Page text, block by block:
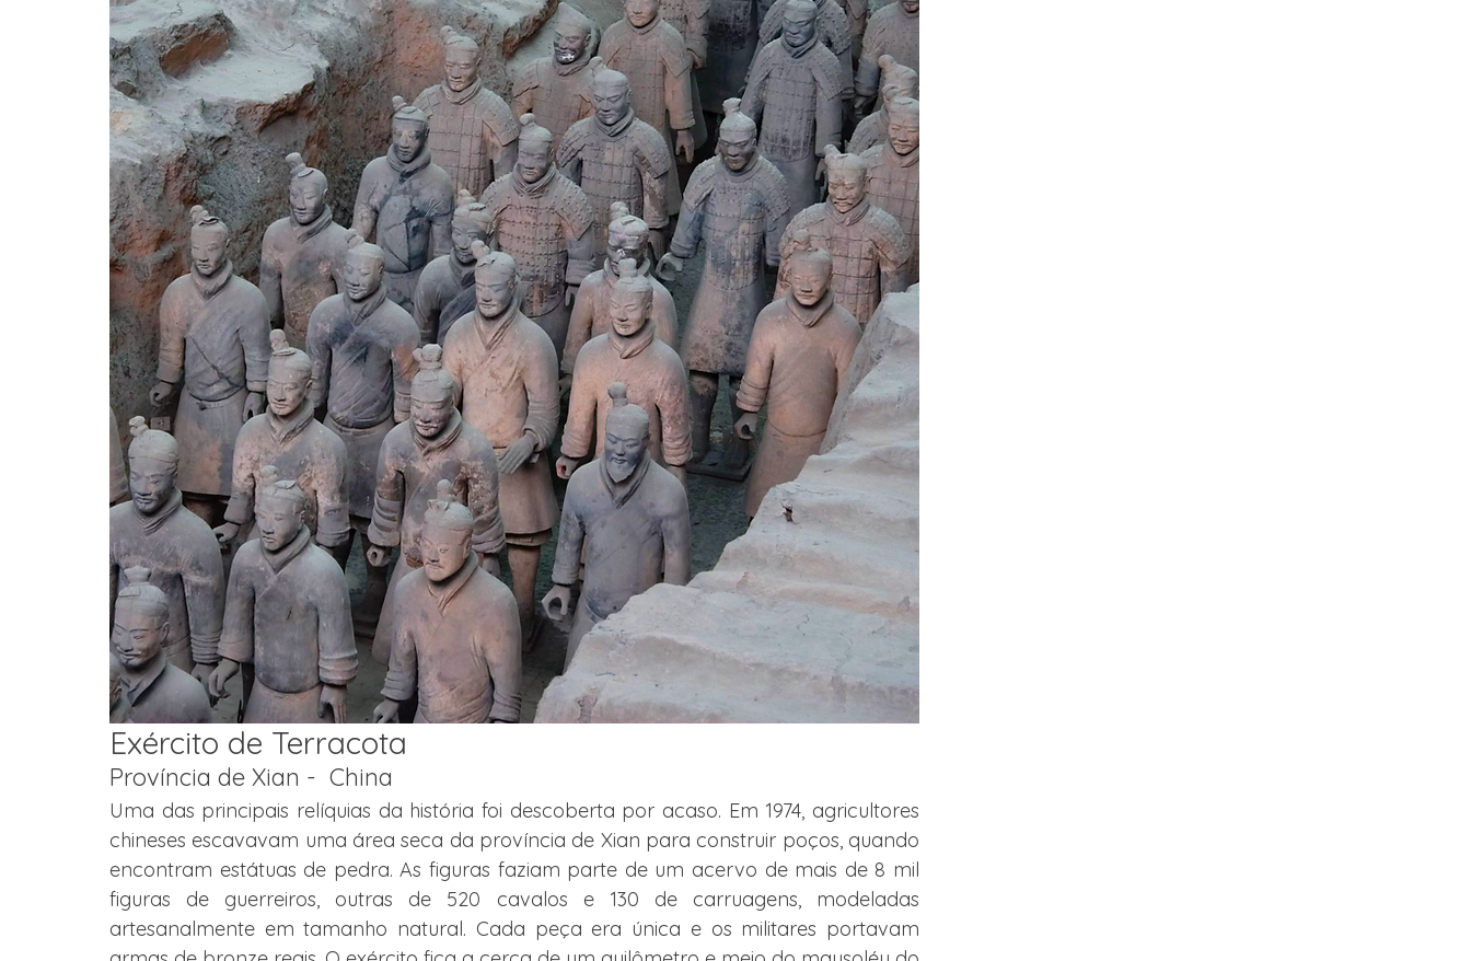
Exército de Terracota
Província de Xian -  China
Uma das principais relíquias da história foi descoberta por acaso. Em 1974, agricultores
chineses escavavam uma área seca da província de Xian para construir poços, quando
encontram estátuas de pedra. As figuras faziam parte de um acervo de mais de 8 mil
figuras de guerreiros, outras de 520 cavalos e 130 de carruagens, modeladas
artesanalmente em tamanho natural. Cada peça era única e os militares portavam